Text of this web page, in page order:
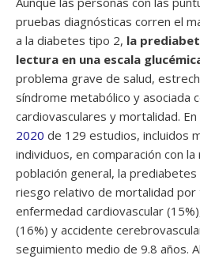
pruebas diagnósticas corren el
a la diabetes tipo 2, la
lectura en una escala
problema grave de salud,
síndrome metabólico y asociada
cardiovasculares y mortalidad. En
2020 de 129 estudios, incluidos
individuos, en comparación con
población general, la
riesgo relativo de mortalidad por
enfermedad cardiovascular
(16%) y accidente
seguimiento medio de 9.8 años.